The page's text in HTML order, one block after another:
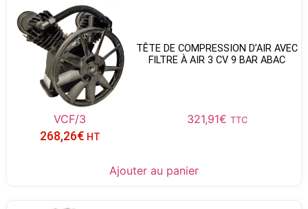
TÊTE DE COMPRESSION D’AIR AVEC
FILTRE À AIR 3 CV 9 BAR ABAC
VCF/3 321,91€ TTC
268,26€ HT
Ajouter au panier